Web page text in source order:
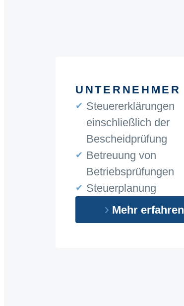
UNTERNEHMER
Steuererklärungen
einschließlich der
Bescheidprüfung
Betreuung von
Betriebsprüfungen
Steuerplanung
Mehr erfahren